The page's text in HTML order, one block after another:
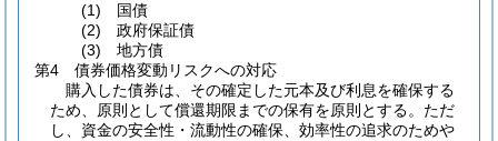
(1) 国債
(2) 政府保証債
(3) 地方債
第4 債券価格変動リスクへの対応
購入した債券は、その確定した元本及び利息を確保する
ため、原則として償還期限までの保有を原則とする。ただ
し、資金の安全性・流動性の確保、効率性の追求のためや